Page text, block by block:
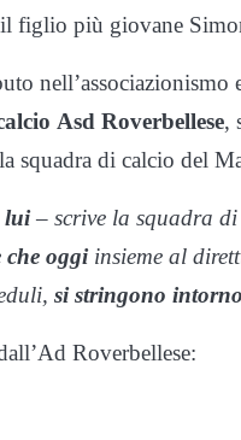
figlio più giovane
nell’associazionismo
Asd Roverbellese,
squadra di calcio del
lui– scrive la squadra
che oggiinsieme al
si stringono
Roverbellese: